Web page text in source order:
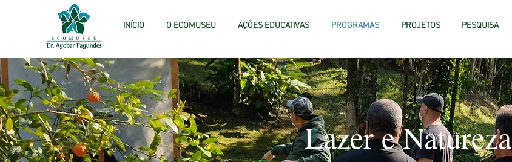
INÍCIO O ECOMUSEU AÇÕES EDUCATIVAS PROGRAMAS PROJETOS PESQUISA
Lazer e Natureza